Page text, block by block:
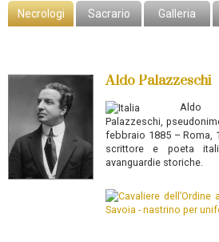
Necrologi Sacrario Galleria
Aldo Palazzeschi
Aldo
Palazzeschi,
febbraio 1885 – Roma,
scrittore e poeta
avanguardie storiche.